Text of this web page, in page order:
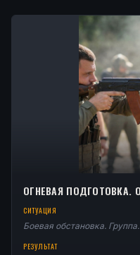
ОГНЕВАЯ ПОДГОТОВКА.
СИТУАЦИЯ
Боевая обстановка.
РЕЗУЛЬТАТ